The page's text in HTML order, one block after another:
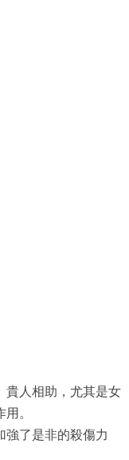
貴人相助，尤其是女
。
強了是非的殺傷力